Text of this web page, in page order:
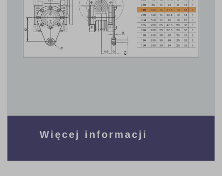
Więcej informacji